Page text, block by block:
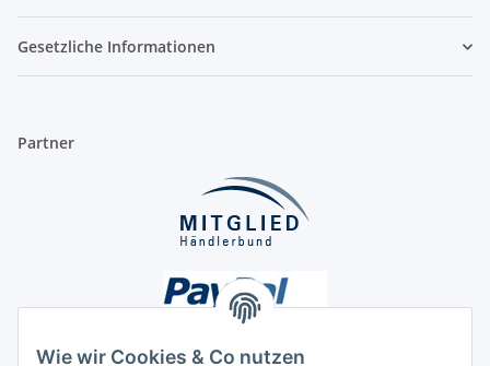
Wie wir Cookies & Co nutzen
Gesetzliche Informationen
Partner